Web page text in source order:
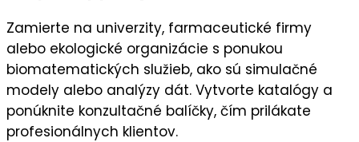
Zamierte na univerzity, farmaceutické firmy
alebo ekologické organizácie s ponukou
biomatematických služieb, ako sú simulačné
modely alebo analýzy dát. Vytvorte katalógy a
ponúknite konzultačné balíčky, čím prilákate
profesionálnych klientov.